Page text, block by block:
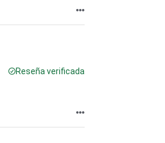
Reseña verificada